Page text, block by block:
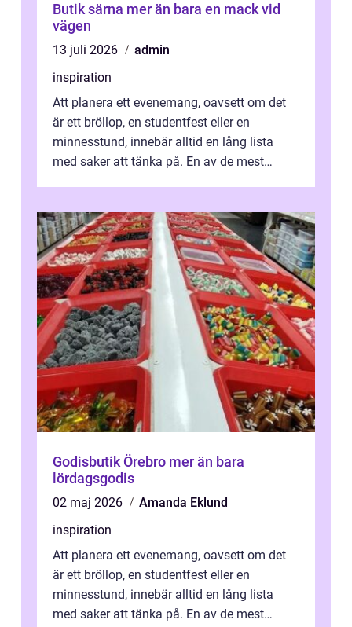
Butik särna mer än bara en mack vid
vägen
13 juli 2026
admin
inspiration
Att planera ett evenemang, oavsett om det
är ett bröllop, en studentfest eller en
minnesstund, innebär alltid en lång lista
med saker att tänka på. En av de mest
Godisbutik Örebro mer än bara
lördagsgodis
02 maj 2026
Amanda Eklund
inspiration
Att planera ett evenemang, oavsett om det
är ett bröllop, en studentfest eller en
minnesstund, innebär alltid en lång lista
med saker att tänka på. En av de mest